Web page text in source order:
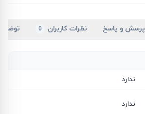
پرسش و پاسخ نظرات کاربران 0
ندارد
ندارد